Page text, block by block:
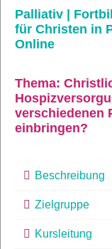
Palliativ |
für Christen in
Online
Thema:
verschiedenen
einbringen?
Beschreibung
Zielgruppe
Kursleitung